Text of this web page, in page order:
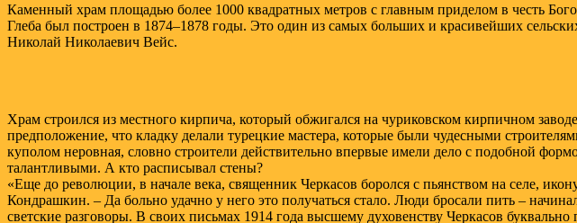
Каменный храм площадью более 1000 квадратных метров с главным приделом в честь
Глеба был построен в 1874–1878 годы. Это один из самых больших и красивейших
Николай Николаевич Вейс.
Храм строился из местного кирпича, который обжигался на чуриковском кирпичном
предположение, что кладку делали турецкие мастера, которые были чудесными
куполом неровная, словно строители действительно впервые имели дело с подобной
талантливыми. А кто расписывал стены?
«Еще до революции, в начале века, священник Черкасов боролся с пьянством на селе,
Кондрашкин. – Да больно удачно у него это получаться стало. Люди бросали пить –
светские разговоры. В своих письмах 1914 года высшему духовенству Черкасов